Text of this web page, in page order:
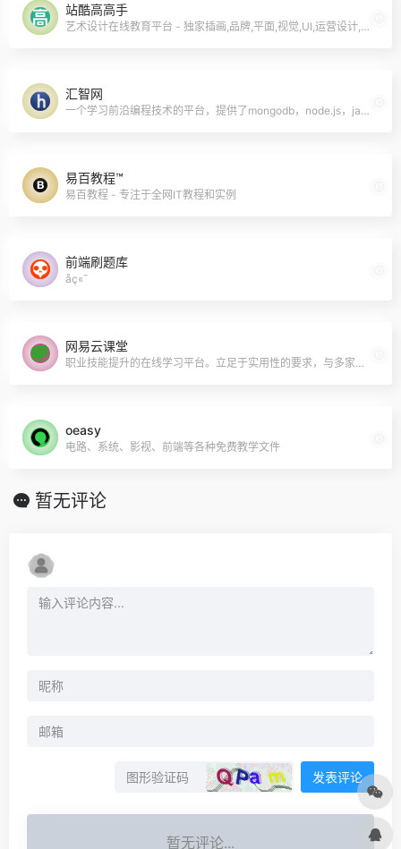
站酷高高手
艺术设计在线教育平台 - 独家插画,品牌,平面,视觉,UI,运营设计,摄影艺术课程培训
汇智网
一个学习前沿编程技术的平台，提供了mongodb，node.js，javascript，jquery等相关的课程。
易百教程™
易百教程 - 专注于全网IT教程和实例
前端刷题库
åç«¯
网易云课堂
职业技能提升的在线学习平台。立足于实用性的要求，与多家教育培训机构和行业的专家、讲师建立合作，聚合了丰富的学习内容，包括课程、电子书、文章、短视频、音频等。平台提倡系统化的学习，旨在帮助用户获得全面的、非零散的知识和技能，实现学有所长，并能学以致用！,云课堂
oeasy
电路、系统、影视、前端等各种免费教学文件
暂无评论
发表评论
暂无评论...